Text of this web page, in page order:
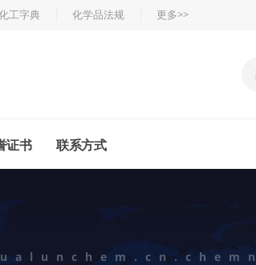
工字典 化学品法规 更多>>
证书 联系方式